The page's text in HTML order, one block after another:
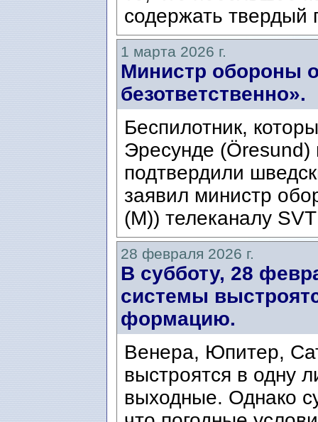
содержать твердый
1 марта 2026 г.
Министр обороны
безответственно».
Беспилотник,
Эресунде (Öresund)
подтвердили
заявил министр
(M)) телеканалу
28 февраля 2026 г.
В субботу, 28
системы
формацию.
Венера, Юпитер,
выстроятся в одну
выходные. Однако